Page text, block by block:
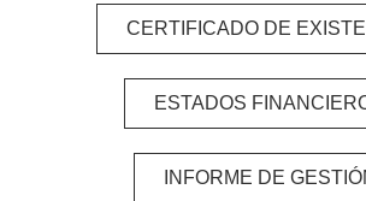
CERTIFICADO DE
ESTADOS
INFORME DE